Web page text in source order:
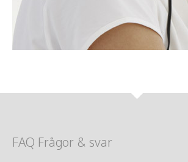
FAQ Frågor & svar